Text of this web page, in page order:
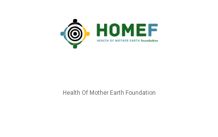
Health Of Mother Earth Foundation